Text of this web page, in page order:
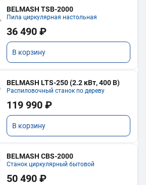
BELMASH TSB-2000
Пила циркулярная настольная
36 490 ₽
В корзину
BELMASH LTS-250 (2.2 кВт, 400 В)
Распиловочный станок по дереву
119 990 ₽
В корзину
BELMASH CBS-2000
Станок циркулярный бытовой
50 490 ₽